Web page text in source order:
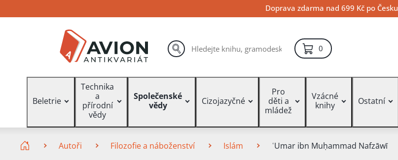
na
na
na
Doprava zdarma nad 699 Kč po Česku
Vyhledávání hledat
0položek – košík
Beletrie
Technika
a
přírodní
vědy
Společenské
vědy
Cizojazyčné
Pro
děti a
mládež
Vzácné
knihy
Ostatní
Autoři Filozofie a náboženství Islám ʿUmar ibn Muḥammad Nafzāwī